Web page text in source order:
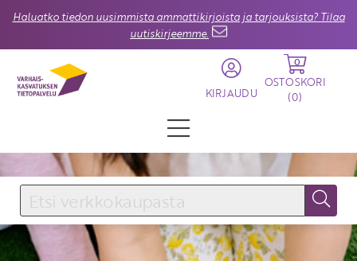
Haluatko tiedon uusimmista ammattikirjoista ja tarjouksista? Tilaa
uutiskirjeemme.
KIRJAUDU
0
OSTOSKORI
(0)
KIRJAUDU SISÄÄN
Käyttäjätunnus